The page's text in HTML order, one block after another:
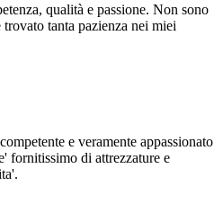
qualità e passione. Non sono
trovato tanta pazienza nei miei
e veramente appassionato
fornitissimo di attrezzature e